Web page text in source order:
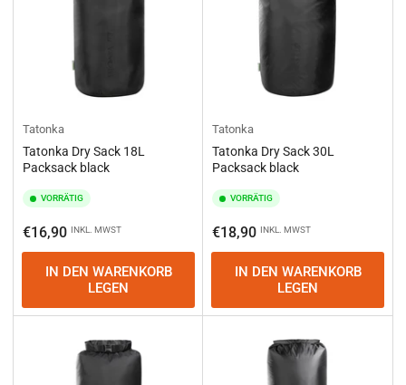
Tatonka
Tatonka Dry Sack 18L
Packsack black
VORRÄTIG
Normaler
Preis
€16,90 INKL. MWST
IN DEN WARENKORB
LEGEN
Tatonka
Tatonka Dry Sack 30L
Packsack black
VORRÄTIG
Normaler
Preis
€18,90 INKL. MWST
IN DEN WARENKORB
LEGEN